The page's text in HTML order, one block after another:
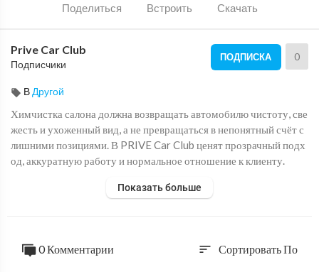
Поделиться Встроить Скачать
Prive Car Club
Подписчики
ПОДПИСКА 0
В Другой
⁣Химчистка салона должна возвращать автомобилю чистоту, све
жесть и ухоженный вид, а не превращаться в непонятный счёт с
лишними позициями. В PRIVE Car Club ценят прозрачный подх
од, аккуратную работу и нормальное отношение к клиенту.
Выполняем химчистку салона, детейлинг, уход за материалами,
Показать больше
0 Комментарии sort Сортировать По